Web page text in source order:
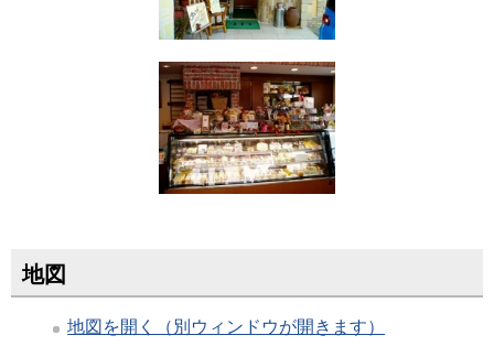
地図
地図を開く（別ウィンドウが開きます）